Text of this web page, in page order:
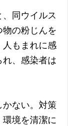
同ウイルス
の粉じんを
人もまれに感
、感染者は
かない。対策
境を清潔に